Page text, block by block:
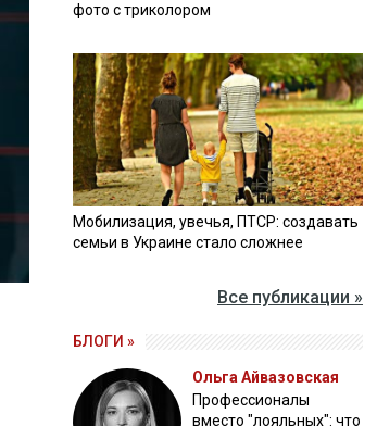
фото с триколором
Мобилизация, увечья, ПТСР: создавать
семьи в Украине стало сложнее
Все публикации »
БЛОГИ »
Ольга Айвазовская
Профессионалы
вместо "лояльных": что